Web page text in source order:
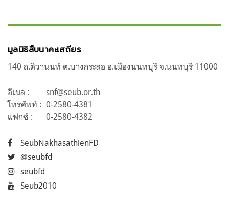
มูลนิธิสืบนาคะเสถียร
140 ถ.ติวานนท์ ต.บางกระสอ อ.เมืองนนทบุรี จ.นนทบุรี 11000
อีเมล :
snf@seub.or.th
โทรศัพท์ : 0-2580-4381
แฟกซ์ :
0-2580-4382
SeubNakhasathienFD
@seubfd
seubfd
Seub2010